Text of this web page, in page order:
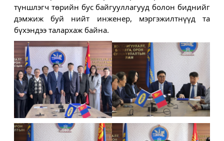
түншлэгч төрийн бус байгууллагууд болон биднийг
дэмжиж буй нийт инженер, мэргэжилтнүүд та
бүхэндээ талархаж байна.